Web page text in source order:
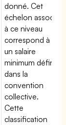
donné. Cet
échelon associé
à ce niveau
correspond à
un salaire
minimum défini
dans la
convention
collective.
Cette
classification